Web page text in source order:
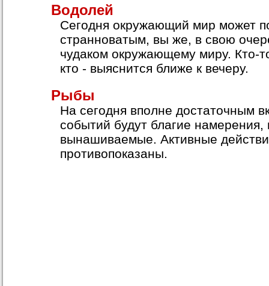
Водолей
Сегодня окружающий мир может
странноватым, вы же, в свою
чудаком окружающему миру. Кто-
кто - выяснится ближе к вечеру.
Рыбы
На сегодня вполне достаточным
событий будут благие намерения,
вынашиваемые. Активные
противопоказаны.